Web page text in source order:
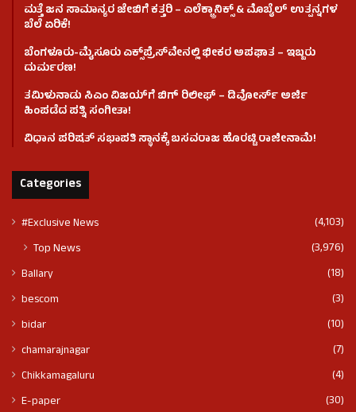
ಮತ್ತೆ ಜನ ಸಾಮಾನ್ಯರ ಜೇಬಿಗೆ ಕತ್ತರಿ – ಎಲೆಕ್ಟ್ರಾನಿಕ್ಸ್ & ಮೊಬೈಲ್ ಉತ್ಪನ್ನಗಳ
ಬೆಲೆ ಏರಿಕೆ!
ಬೆಂಗಳೂರು-ಮೈಸೂರು ಎಕ್ಸ್‌ಪ್ರೆಸ್‌ವೇನಲ್ಲಿ ಭೀಕರ ಅಪಘಾತ – ಇಬ್ಬರು
ದುರ್ಮರಣ!
ತಮಿಳುನಾಡು ಸಿಎಂ ವಿಜಯ್‌ಗೆ ಬಿಗ್ ರಿಲೀಫ್ – ಡಿವೋರ್ಸ್ ಅರ್ಜಿ
ಹಿಂಪಡೆದ ಪತ್ನಿ ಸಂಗೀತಾ!
ವಿಧಾನ ಪರಿಷತ್ ಸಭಾಪತಿ ಸ್ಥಾನಕ್ಕೆ ಬಸವರಾಜ ಹೊರಟ್ಟಿ ರಾಜೀನಾಮೆ!
Categories
#Exclusive News (4,103)
Top News (3,976)
Ballary
(18)
bescom
(3)
bidar
(10)
chamarajnagar
(7)
Chikkamagaluru
(4)
E-paper
(30)